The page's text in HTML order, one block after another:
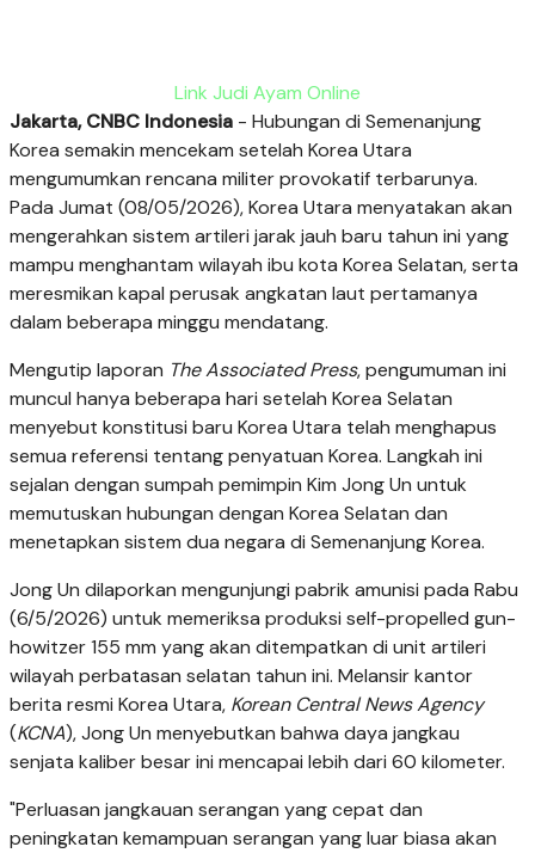
Link Judi Ayam Online
Jakarta, CNBC Indonesia - Hubungan di Semenanjung
Korea semakin mencekam setelah Korea Utara
mengumumkan rencana militer provokatif terbarunya.
Pada Jumat (08/05/2026), Korea Utara menyatakan akan
mengerahkan sistem artileri jarak jauh baru tahun ini yang
mampu menghantam wilayah ibu kota Korea Selatan, serta
meresmikan kapal perusak angkatan laut pertamanya
dalam beberapa minggu mendatang.
Mengutip laporan The Associated Press, pengumuman ini
muncul hanya beberapa hari setelah Korea Selatan
menyebut konstitusi baru Korea Utara telah menghapus
semua referensi tentang penyatuan Korea. Langkah ini
sejalan dengan sumpah pemimpin Kim Jong Un untuk
memutuskan hubungan dengan Korea Selatan dan
menetapkan sistem dua negara di Semenanjung Korea.
Jong Un dilaporkan mengunjungi pabrik amunisi pada Rabu
(6/5/2026) untuk memeriksa produksi self-propelled gun-
howitzer 155 mm yang akan ditempatkan di unit artileri
wilayah perbatasan selatan tahun ini. Melansir kantor
berita resmi Korea Utara, Korean Central News Agency
(KCNA), Jong Un menyebutkan bahwa daya jangkau
senjata kaliber besar ini mencapai lebih dari 60 kilometer.
"Perluasan jangkauan serangan yang cepat dan
peningkatan kemampuan serangan yang luar biasa akan